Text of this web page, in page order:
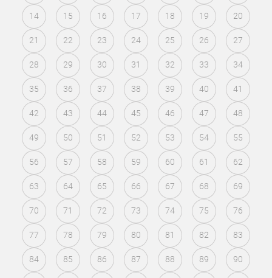
14 15 16 17 18 19 20
21 22 23 24 25 26 27
28 29 30 31 32 33 34
35 36 37 38 39 40 41
42 43 44 45 46 47 48
49 50 51 52 53 54 55
56 57 58 59 60 61 62
63 64 65 66 67 68 69
70 71 72 73 74 75 76
77 78 79 80 81 82 83
84 85 86 87 88 89 90